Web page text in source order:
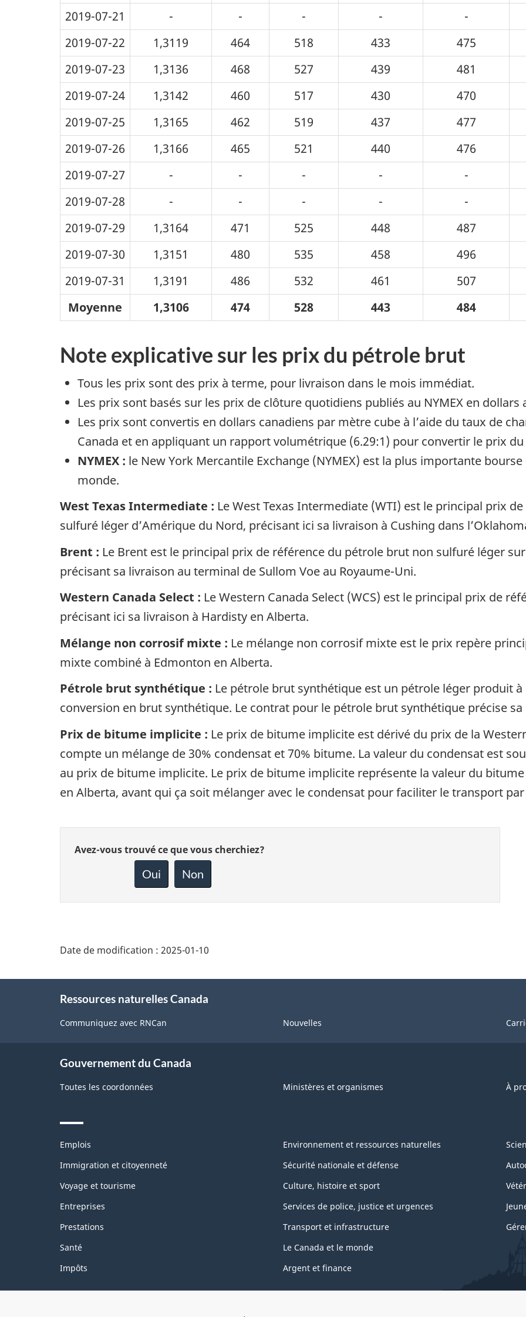
2019-07-21 - - - - -
2019-07-22
1,3119 464 518 433 475
2019-07-23
1,3136 468 527 439 481
2019-07-24
1,3142 460 517 430 470
2019-07-25
1,3165 462 519 437 477
2019-07-26
1,3166 465 521 440 476
2019-07-27
- - - - -
2019-07-28
- - - - -
2019-07-29
1,3164 471 525 448 487
2019-07-30
1,3151 480 535 458 496
2019-07-31
1,3191 486 532 461 507
Moyenne
1,3106 474 528 443 484
Note explicative sur les prix du pétrole brut
Tous les prix sont des prix à terme, pour livraison dans le mois immédiat.
Les prix sont basés sur les prix de clôture quotidiens publiés au NYMEX en dollars
Les prix sont convertis en dollars canadiens par mètre cube à l’aide du taux de
Canada et en appliquant un rapport volumétrique (6.29:1) pour convertir le prix
NYMEX : le New York Mercantile Exchange (NYMEX) est la plus importante
monde.
West Texas Intermediate : Le West Texas Intermediate (WTI) est le principal prix
sulfuré léger d’Amérique du Nord, précisant ici sa livraison à Cushing dans
Brent : Le Brent est le principal prix de référence du pétrole brut non sulfuré léger
précisant sa livraison au terminal de Sullom Voe au Royaume-Uni.
Western Canada Select : Le Western Canada Select (WCS) est le principal prix de
précisant ici sa livraison à Hardisty en Alberta.
Mélange non corrosif mixte : Le mélange non corrosif mixte est le prix repère
mixte combiné à Edmonton en Alberta.
Pétrole brut synthétique : Le pétrole brut synthétique est un pétrole léger produit
conversion en brut synthétique. Le contrat pour le pétrole brut synthétique précise
Prix de bitume implicite : Le prix de bitume implicite est dérivé du prix de la
compte un mélange de 30% condensat et 70% bitume. La valeur du condensat est
au prix de bitume implicite. Le prix de bitume implicite représente la valeur du
en Alberta, avant qui ça soit mélanger avec le condensat pour faciliter le transport
Donnez
Avez-vous trouvé ce que vous cherchiez?
Oui Non
Date de modification : 2025-01-10
Ressources naturelles Canada
Communiquez avec RNCan Nouvelles
Gouvernement du Canada
Toutes les coordonnées Ministères et organismes À
Themes
topics
Emplois
Immigration et citoyenneté
Voyage et tourisme
Entreprises
Prestations
Santé
Impôts
Environnement et ressources naturelles
Sécurité nationale et défense
Culture, histoire et sport
Services de police, justice et urgences
Transport et infrastructure
Le Canada et le monde
Argent et finance